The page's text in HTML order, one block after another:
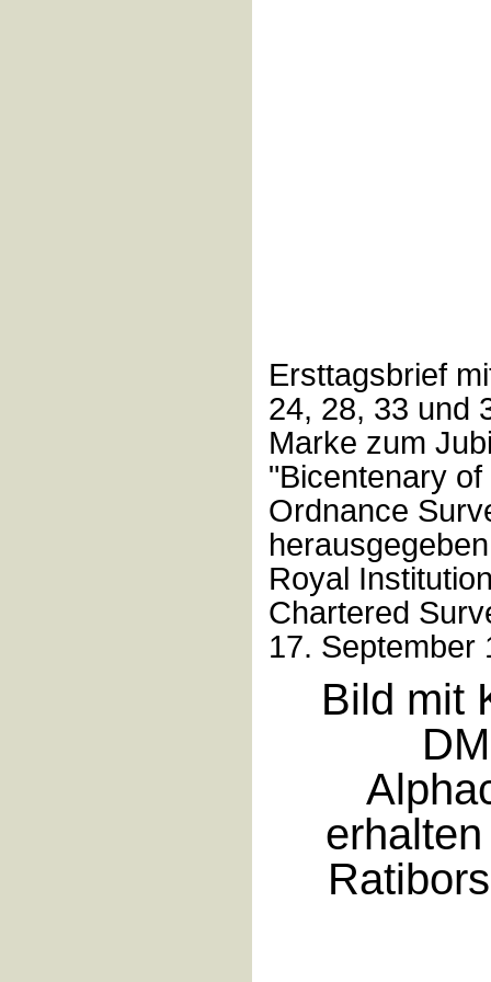
Ersttagsbrief
24, 28, 33 und
Marke zum
"Bicentenary of
Ordnance
Royal
Chartered
17. September
Bild mit